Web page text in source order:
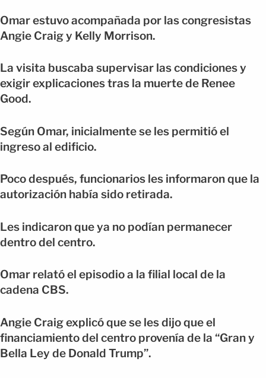
Omar estuvo acompañada por las congresistas
Angie Craig y Kelly Morrison.
La visita buscaba supervisar las condiciones y
exigir explicaciones tras la muerte de Renee
Good.
Según Omar, inicialmente se les permitió el
ingreso al edificio.
Poco después, funcionarios les informaron que la
autorización había sido retirada.
Les indicaron que ya no podían permanecer
dentro del centro.
Omar relató el episodio a la filial local de la
cadena CBS.
Angie Craig explicó que se les dijo que el
financiamiento del centro provenía de la “Gran y
Bella Ley de Donald Trump”.